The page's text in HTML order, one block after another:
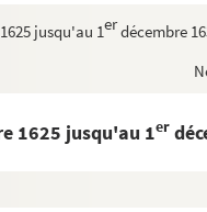
jusqu'au 1erdécembre
1625 jusqu'au 1er
de Besançon avec Dole,